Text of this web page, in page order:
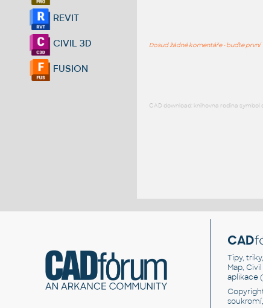
REVIT
CIVIL 3D
FUSION
Dosud žádné komentáře - buďte první
CAD download: knihovna rodina
CAD
Tipy,
Map,
aplikace